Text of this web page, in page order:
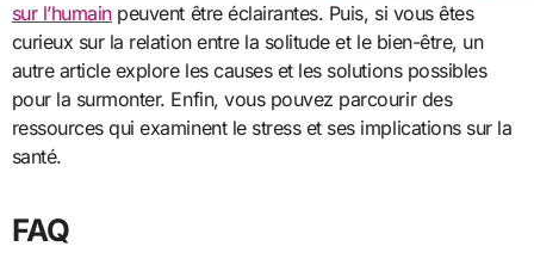
sur l’humainpeuvent être éclairantes. Puis, si vous êtes
curieux sur la relation entre la solitude et le bien-être, un
autre article explore les causes et les solutions possibles
pour la surmonter. Enfin, vous pouvez parcourir des
ressources qui examinent le stress et ses implications sur la
santé.
FAQ